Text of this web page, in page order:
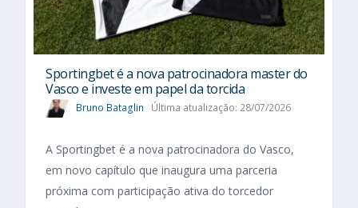
Sportingbet é a nova patrocinadora master do
Vasco e investe em papel da torcida
Bruno Bataglin Última atualização: 28/07/2026
A Sportingbet é a nova patrocinadora do Vasco,
em novo capítulo que inaugura uma parceria
próxima com participação ativa do torcedor